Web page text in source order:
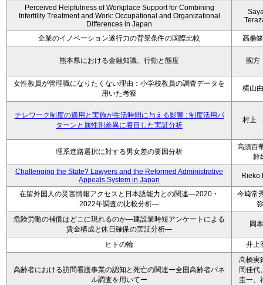
Perceived Helpfulness of Workplace Support for Combining
Infertility Treatment and Work: Occupational and Organizational
Differences in Japan
企業のイノベーション遂行力の背景条件の国際比較 高桑
熊本県における金融知識、行動と態度 國
女性教員が管理職になりたくない理由：小学校教員の調査データを
用いた考察
横山
テレワーク制度の適用と実施が生活時間に与える影響 : 制度活用パ
ターンと属性別差異に着目した実証分析
村上
理系進路選択に対する男女差の要因分析
高須百
幹
Challenging the State? Lawyers and the Reformed Administrative
Appeals System in Japan
Rieko
在留外国人の災害情報アクセスと日本語能力との関連―2020・
2022年調査の比較分析―
今﨑常
弥
危険労働の補償はどこに現れるのか―建設業時短アンケートによる
賃金構成と休日確保の実証分析―
岡
ヒトの輪 井上
高齢者における訪問看護事業の認知と死亡の関連ー全国高齢者パネ
ル調査を用いてー
髙橋実
岡佳代
圭一、